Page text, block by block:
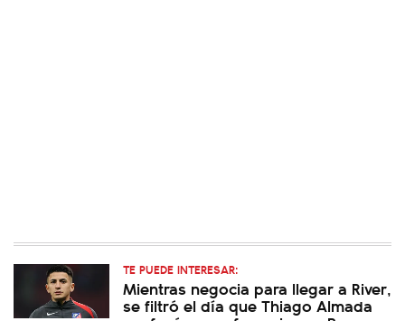
TE PUEDE INTERESAR:
Mientras negocia para llegar a River,
se filtró el día que Thiago Almada